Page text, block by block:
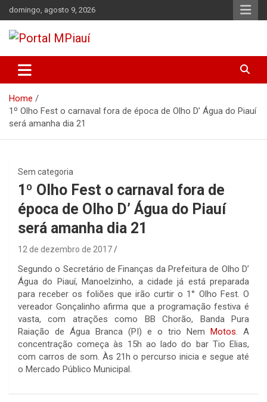
Skip
to
content
domingo, agosto 9, 2026
Portal MPiauí
Parnaíba
Home
1º Olho Fest o carnaval fora de época de Olho D’ Água do Piauí
será amanha dia 21
Sem categoria
1º Olho Fest o carnaval fora de
época de Olho D’ Água do Piauí
será amanha dia 21
12 de dezembro de 2017
Segundo o Secretário de Finanças da Prefeitura de Olho D’
Água do Piauí, Manoelzinho, a cidade já está preparada
para receber os foliões que irão curtir o 1° Olho Fest. O
vereador Gonçalinho afirma que a programação festiva é
vasta, com atrações como BB Chorão, Banda Pura
Raiação de Água Branca (PI) e o trio Nem Motos. A
concentração começa às 15h ao lado do bar Tio Elias,
com carros de som. Às 21h o percurso inicia e segue até
o Mercado Público Municipal.